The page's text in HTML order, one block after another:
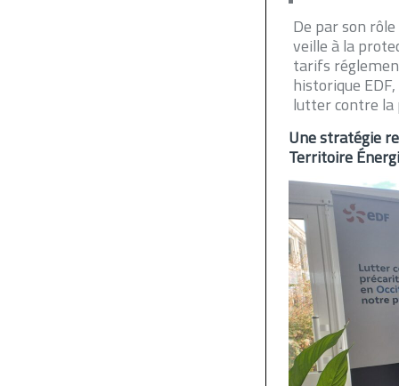
De par son
veille à la
tarifs
historique
lutter contre la
Une stratégie
Territoire